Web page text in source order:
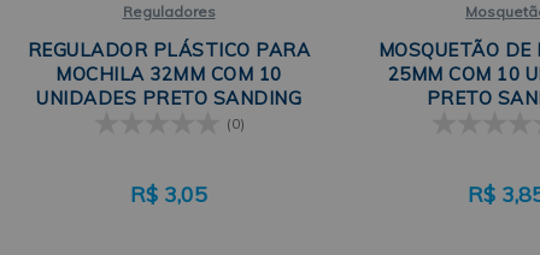
Reguladores
REGULADOR PLÁSTICO PARA
MOCHILA 32MM COM 10
UNIDADES PRETO SANDING
(0)
R$ 3,05
MOSQUETÃO
25MM COM 10
PRETO
R$